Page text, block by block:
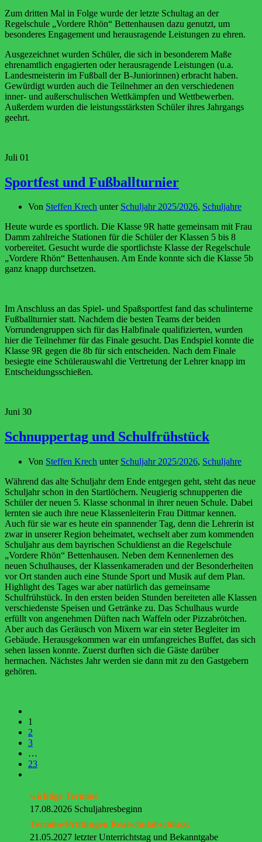
Zum dritten Mal in Folge wurde der letzte Schultag an der
Regelschule „Vordere Rhön“ Bettenhausen dazu genutzt, um
besonderes Engagement und herausragende Leistungen zu ehren.
Ausgezeichnet wurden Schüler, die sich in besonderem Maße
ehrenamtlich engagierten oder herausragende Leistungen (u.a.
Landesmeisterin im Fußball der B-Juniorinnen) erbracht haben.
Gewürdigt wurden auch die Teilnehmer an den verschiedenen
inner- und außerschulischen Wettkämpfen und Wettbewerben.
Außerdem wurden die leistungsstärksten Schüler ihres Jahrgangs
geehrt.
Juli 01
Sportfest und Fußballturnier
Von Steffen Krech unter Schuljahr 2025/2026, Schuljahre
Heute wurde es sportlich. Die Klasse 9R hatte gemeinsam mit Frau
Damm zahlreiche Stationen für die Schüler der Klassen 5 bis 8
vorbereitet. Gesucht wurde die sportlichste Klasse der Regelschule
„Vordere Rhön“ Bettenhausen. Am Ende konnte sich die Klasse 5b
ganz knapp durchsetzen.
Im Anschluss an das Spiel- und Spaßsportfest fand das schulinterne
Fußballturnier statt. Nachdem die besten Teams der beiden
Vorrundengruppen sich für das Halbfinale qualifizierten, wurden
hier die Teilnehmer für das Finale gesucht. Das Endspiel konnte die
Klasse 9R gegen die 8b für sich entscheiden. Nach dem Finale
besiegte eine Schülerauswahl die Vertretung der Lehrer knapp im
Entscheidungsschießen.
Juni 30
Schnuppertag und Schulfrühstück
Von Steffen Krech unter Schuljahr 2025/2026, Schuljahre
Während das alte Schuljahr dem Ende entgegen geht, steht das neue
Schuljahr schon in den Startlöchern. Neugierig schnupperten die
Schüler der neuen 5. Klasse schonmal in ihrer neuen Schule. Dabei
lernten sie auch ihre neue Klassenleiterin Frau Dittmar kennen.
Auch für sie war es heute ein spannender Tag, denn die Lehrerin ist
zwar in unserer Region beheimatet, wechselt aber zum kommenden
Schuljahr aus dem bayrischen Schuldienst an die Regelschule
„Vordere Rhön“ Bettenhausen. Neben dem Kennenlernen des
neuen Schulhauses, der Klassenkameraden und der Besonderheiten
vor Ort standen auch eine Stunde Sport und Musik auf dem Plan.
Highlight des Tages war aber natürlich das gemeinsame
Schulfrühstück. In den ersten beiden Stunden bereiteten alle Klassen
verschiedenste Speisen und Getränke zu. Das Schulhaus wurde
erfüllt von angenehmen Düften nach Waffeln oder Pizzabrötchen.
Aber auch das Geräusch von Mixern war ein steter Begleiter im
Gebäude. Herausgekommen war ein umfangreiches Buffet, das sich
sehen lassen konnte. Zuerst durften sich die Gäste darüber
hermachen. Nächstes Jahr werden sie dann mit zu den Gastgebern
gehören.
1
2
3
…
23
wichtige Termine
17.08.2026 Schuljahresbeginn
Termine/Prüfungen Realschulabschluss:
21.05.2027 letzter Unterrichtstag und Bekanntgabe